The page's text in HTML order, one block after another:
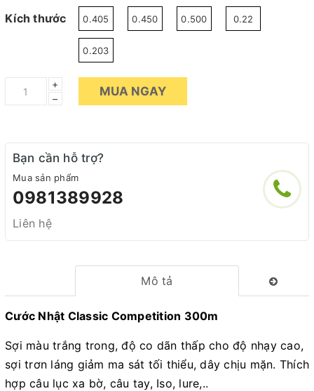
Kích thước 0.405 0.450 0.500 0.22
0.203
+
–
MUA NGAY
Bạn cần hỗ trợ?
Mua sản phẩm
0981389928
Liên hệ
Mô tả
Cước Nhật Classic Competition 300m
Sợi màu trắng trong, độ co dãn thấp cho độ nhạy cao,
sợi trơn láng giảm ma sát tối thiểu, dây chịu mặn. Thích
hợp câu lục xa bờ, câu tay, Iso, lure,..